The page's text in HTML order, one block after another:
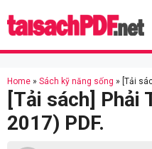
to
Home » Sách kỹ năng sống » [Tải
[Tải sách] Phải
2017) PDF.